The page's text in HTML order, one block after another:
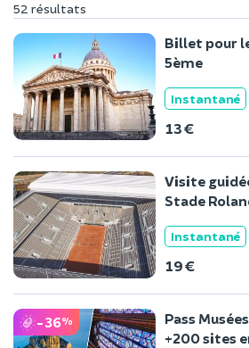
52 résultats
Billet pour
5ème
Instantané
13 €
Visite
Stade
Instantané
19 €
-36%
Pass Musées &
+200 sites